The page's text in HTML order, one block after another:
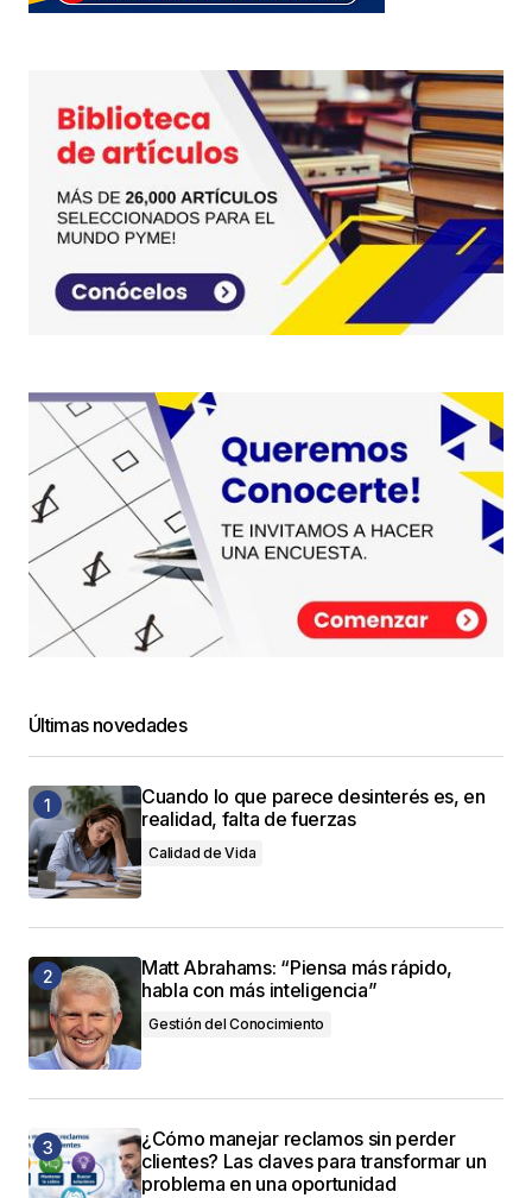
Últimas novedades
Cuando lo que parece desinterés es, en
realidad, falta de fuerzas
Calidad de Vida
Matt Abrahams: “Piensa más rápido,
habla con más inteligencia”
Gestión del Conocimiento
¿Cómo manejar reclamos sin perder
clientes? Las claves para transformar un
problema en una oportunidad